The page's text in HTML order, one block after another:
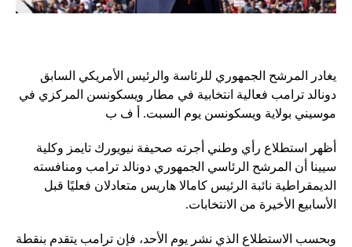
يغادر المرشح الجمهوري للرئاسة والرئيس الأمريكي السابق
دونالد ترامب فعالية انتخابية في مطار ويسكونسن المركزي في
موسيني بولاية ويسكونسن يوم السبت. أ ف ب
أظهر استطلاع رأي وطني أجرته صحيفة نيويورك تايمز وكلية
سيينا أن المرشح الرئاسي الجمهوري دونالد ترامب ومنافسته
الديمقراطية نائبة الرئيس كامالا هاريس متعادلان فعليًا قبل
الأسابيع الأخيرة من الانتخابات.
وبحسب الاستطلاع الذي نشر يوم الأحد، فإن ترامب يتقدم بنقطة